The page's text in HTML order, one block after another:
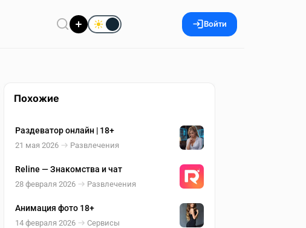
Войти
Похожие
Раздеватор онлайн | 18+
21 мая 2026 Развлечения
Reline — Знакомства и чат
28 февраля 2026 Развлечения
Анимация фото 18+
14 февраля 2026 Сервисы